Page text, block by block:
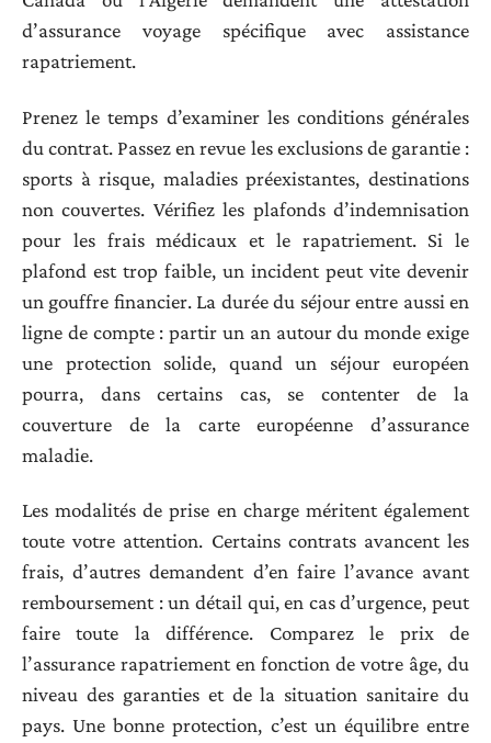
d’assurance voyage spécifique avec assistance
rapatriement.
Prenez le temps d’examiner les conditions générales
du contrat. Passez en revue les exclusions de garantie :
sports à risque, maladies préexistantes, destinations
non couvertes. Vérifiez les plafonds d’indemnisation
pour les frais médicaux et le rapatriement. Si le
plafond est trop faible, un incident peut vite devenir
un gouffre financier. La durée du séjour entre aussi en
ligne de compte : partir un an autour du monde exige
une protection solide, quand un séjour européen
pourra, dans certains cas, se contenter de la
couverture de la carte européenne d’assurance
maladie.
Les modalités de prise en charge méritent également
toute votre attention. Certains contrats avancent les
frais, d’autres demandent d’en faire l’avance avant
remboursement : un détail qui, en cas d’urgence, peut
faire toute la différence. Comparez le prix de
l’assurance rapatriement en fonction de votre âge, du
niveau des garanties et de la situation sanitaire du
pays. Une bonne protection, c’est un équilibre entre